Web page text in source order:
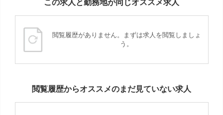
この求人と勤務地が同じオススメ求人
閲覧履歴がありません。まずは求人を閲覧しましょ
う。
閲覧履歴からオススメのまだ見ていない求人